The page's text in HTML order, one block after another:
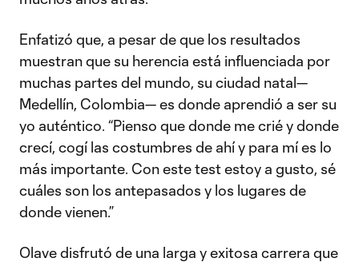
Enfatizó que, a pesar de que los resultados
muestran que su herencia está influenciada por
muchas partes del mundo, su ciudad natal—
Medellín, Colombia— es donde aprendió a ser su
yo auténtico. “Pienso que donde me crié y donde
crecí, cogí las costumbres de ahí y para mí es lo
más importante. Con este test estoy a gusto, sé
cuáles son los antepasados y los lugares de
donde vienen.”
Olave disfrutó de una larga y exitosa carrera que